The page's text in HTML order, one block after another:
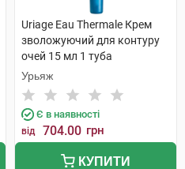
Uriage Eau Thermale Крем
зволожуючий для контуру
очей 15 мл 1 туба
Урьяж
Є в наявності
від 704.00 грн
КУПИТИ